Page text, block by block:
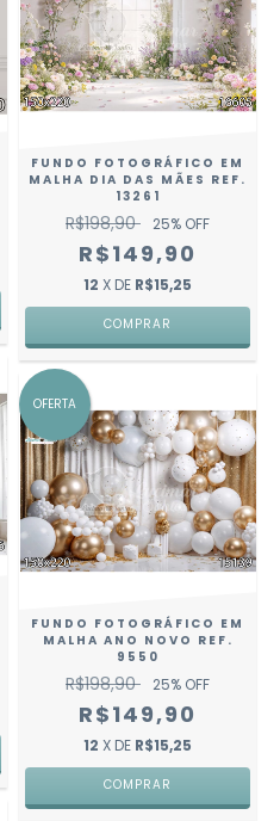
FUNDO FOTOGRÁFICO EM
MALHA DIA DAS MÃES REF.
13261
R$198,90 25% OFF
R$149,90
12 X DE R$15,25
COMPRAR
OFERTA
FUNDO FOTOGRÁFICO EM
MALHA ANO NOVO REF.
9550
R$198,90 25% OFF
R$149,90
12 X DE R$15,25
COMPRAR